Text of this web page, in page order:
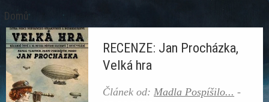
Hry
Fantasy
Sci-fi
Jste
zde
Domů
RECENZE: Jan Procházka,
Velká hra
Článek od:Madla Pospíšilo... -